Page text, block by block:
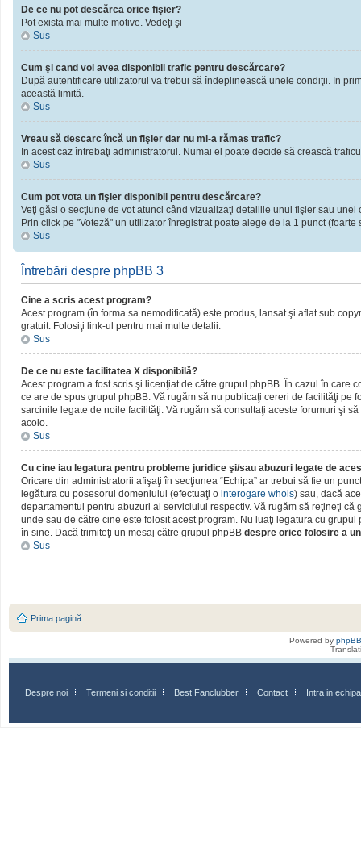
De ce nu pot descărca orice fişier?
Pot exista mai multe motive. Vedeţi şi
Sus
Cum şi cand voi avea disponibil trafic pentru descărcare?
După autentificare utilizatorul va trebui să îndeplinească unele condiţii. In
această limită.
Sus
Vreau să descarc încă un fişier dar nu mi-a rămas trafic?
In acest caz întrebaţi administratorul. Numai el poate decide să crească
Sus
Cum pot vota un fişier disponibil pentru descărcare?
Veţi găsi o secţiune de vot atunci când vizualizaţi detaliile unui fişier sau unei
Prin click pe "Voteză" un utilizator înregistrat poate alege de la 1 punct
Sus
Întrebări despre phpBB 3
Cine a scris acest program?
Acest program (în forma sa nemodificată) este produs, lansat şi aflat sub
gratuit. Folosiţi link-ul pentru mai multe detalii.
Sus
De ce nu este facilitatea X disponibilă?
Acest program a fost scris şi licenţiat de către grupul phpBB. În cazul în care
ce are de spus grupul phpBB. Vă rugăm să nu publicaţi cereri de facilităţi
sarcinile legate de noile facilităţi. Vă rugăm să consultaţi aceste forumuri şi
acolo.
Sus
Cu cine iau legatura pentru probleme juridice şi/sau abuzuri legate de
Oricare din administratorii afişaţi în secţiunea “Echipa” ar trebui să fie un
legătura cu posesorul domeniului (efectuaţi o interogare whois) sau, dacă
departamentul pentru abuzuri al serviciului respectiv. Vă rugăm să reţineţi că
unde sau de către cine este folosit acest program. Nu luaţi legatura cu
în sine. Dacă trimiteţi un mesaj către grupul phpBB despre orice folosire a
Sus
Prima pagină
Powered by phpBB
Despre noi Termeni si conditii Best Fanclubber Contact Intra in